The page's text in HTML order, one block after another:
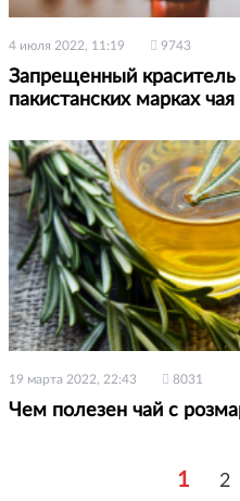
4 июля 2022, 11:19 9743
Запрещенный
пакистанских марках чая
19 марта 2022, 22:43 8031
Чем полезен чай с
1 2